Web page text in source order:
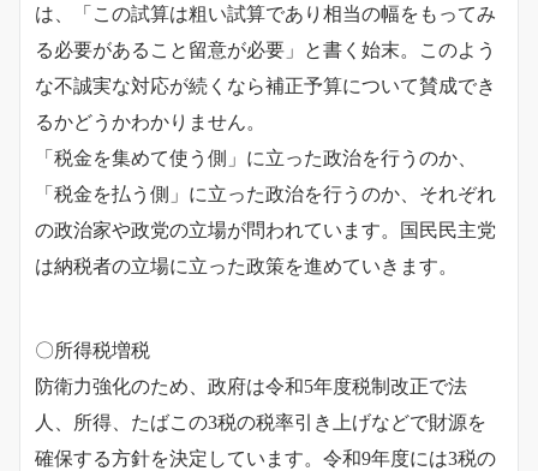
は、「この試算は粗い試算であり相当の幅をもってみ
る必要があること留意が必要」と書く始末。このよう
な不誠実な対応が続くなら補正予算について賛成でき
るかどうかわかりません。
「税金を集めて使う側」に立った政治を行うのか、
「税金を払う側」に立った政治を行うのか、それぞれ
の政治家や政党の立場が問われています。国民民主党
は納税者の立場に立った政策を進めていきます。
〇所得税増税
防衛力強化のため、政府は令和5年度税制改正で法
人、所得、たばこの3税の税率引き上げなどで財源を
確保する方針を決定しています。令和9年度には3税の